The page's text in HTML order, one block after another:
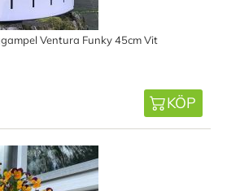
Ventura Funky 45cm Vit
KÖP